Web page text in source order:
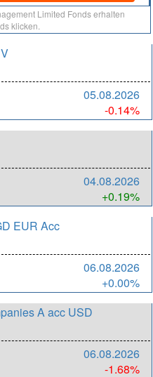
Limited Fonds erhalten
klicken.
05.08.2026
-0.14%
04.08.2026
+0.19%
EUR Acc
06.08.2026
+0.00%
A acc USD
06.08.2026
-1.68%